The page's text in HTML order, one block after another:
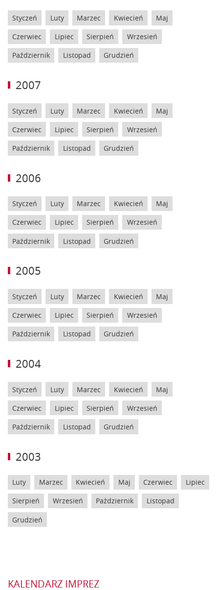
Styczeń Luty Marzec Kwiecień Maj
Czerwiec Lipiec Sierpień Wrzesień
Październik Listopad Grudzień
2007
Styczeń Luty Marzec Kwiecień Maj
Czerwiec Lipiec Sierpień Wrzesień
Październik Listopad Grudzień
2006
Styczeń Luty Marzec Kwiecień Maj
Czerwiec Lipiec Sierpień Wrzesień
Październik Listopad Grudzień
2005
Styczeń Luty Marzec Kwiecień Maj
Czerwiec Lipiec Sierpień Wrzesień
Październik Listopad Grudzień
2004
Styczeń Luty Marzec Kwiecień Maj
Czerwiec Lipiec Sierpień Wrzesień
Październik Listopad Grudzień
2003
Luty Marzec Kwiecień Maj Czerwiec Lipiec
Sierpień Wrzesień Październik Listopad
Grudzień
KALENDARZ IMPREZ